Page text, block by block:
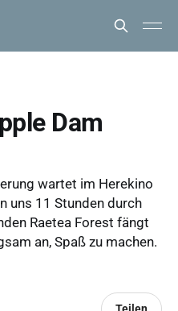
Dam
wartet im Herekino
uns 11 Stunden durch
Raetea Forest fängt
an, Spaß zu machen.